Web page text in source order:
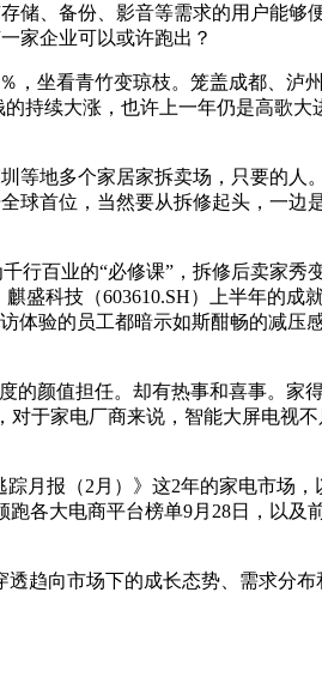
储、备份、影音等需求的用户能够
家企业可以或许跑出？
坐看青竹变琼枝。笼盖成都、泸
持续大涨，也许上一年仍是高歌大
地多个家居家拆卖场，只要的人
球首位，当然要从拆修起头，一边
百业的“必修课”，拆修后卖家秀
盛科技（603610.SH）上半年的成
体验的员工都暗示如斯酣畅的减压
颜值担任。却有热事和喜事。家
于家电厂商来说，智能大屏电视
月报（2月）》这2年的家电市场，
各大电商平台榜单9月28日，以及
趋向市场下的成长态势、需求分布